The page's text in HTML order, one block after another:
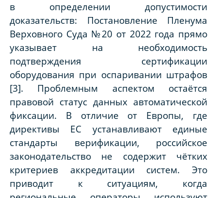
в определении допустимости
доказательств: Постановление Пленума
Верховного Суда №20 от 2022 года прямо
указывает на необходимость
подтверждения сертификации
оборудования при оспаривании штрафов
[3]. Проблемным аспектом остаётся
правовой статус данных автоматической
фиксации. В отличие от Европы, где
директивы ЕС устанавливают единые
стандарты верификации, российское
законодательство не содержит чётких
критериев аккредитации систем. Это
приводит к ситуациям, когда